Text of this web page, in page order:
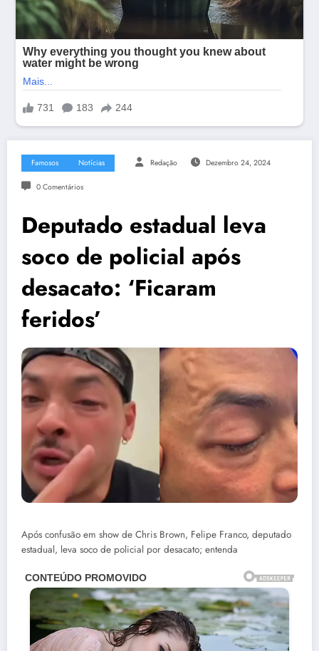
Famosos Notícias Redação Dezembro 24, 2024
0 Comentários
Deputado estadual leva
soco de policial após
desacato: ‘Ficaram
feridos’
Após confusão em show de Chris Brown, Felipe Franco, deputado
estadual, leva soco de policial por desacato; entenda